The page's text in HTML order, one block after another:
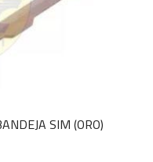
SIM (ORO)